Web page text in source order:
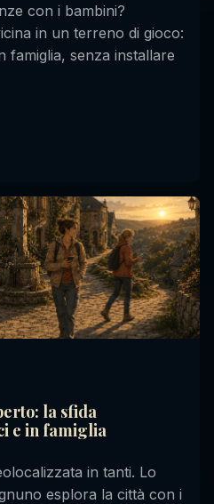
con i bambini?
in un terreno di gioco:
famiglia, senza installare
la sfida
e in famiglia
in tanti. Lo
esplora la città con i